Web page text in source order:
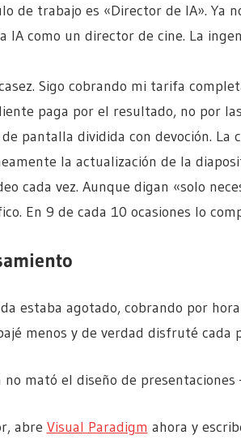
de trabajo es «Director de IA». Ya
IA como un director de cine. La
Sigo cobrando mi tarifa
paga por el resultado, no por
pantalla dividida con devoción.
la actualización de la
cada vez. Aunque digan «solo
En 9 de cada 10 ocasiones lo
estaba agotado, cobrando por
menos y de verdad disfruté cada
no mató el diseño de presentaciones
abre Visual Paradigm ahora y